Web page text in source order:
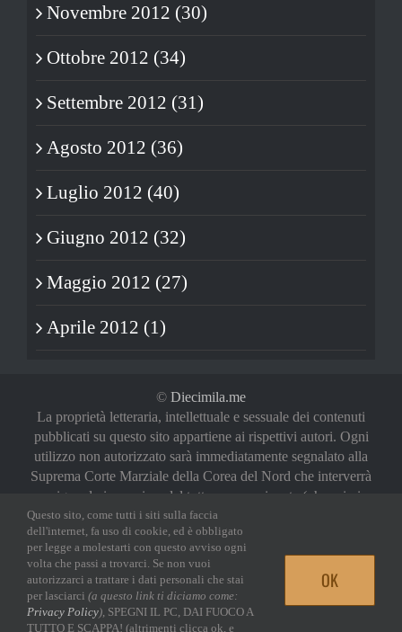
Novembre 2012 (30)
Ottobre 2012 (34)
Settembre 2012 (31)
Agosto 2012 (36)
Luglio 2012 (40)
Giugno 2012 (32)
Maggio 2012 (27)
Aprile 2012 (1)
© Diecimila.me
La proprietà letteraria, intellettuale e sessuale dei contenuti
pubblicati su questo sito appartiene ai rispettivi autori. Ogni
utilizzo non autorizzato sarà immediatamente segnalato alla
Suprema Corte Marziale della Corea del Nord che interverrà
a riguardo in maniera del tutto sproporzionata (oh, noi vi
abbiamo avvertiti)
Privacy Policy|Login
FacebookTwitterYouTube
Questo sito, come tutti i siti sulla faccia
dell'internet, fa uso di cookie, ed è obbligato
per legge a molestarti con questo avviso ogni
volta che passi a trovarci. Se non vuoi
autorizzarci a trattare i dati personali che stai
per lasciarci (a questo link ti diciamo come:
Privacy Policy), SPEGNI IL PC, DAI FUOCO A
TUTTO E SCAPPA! (altrimenti clicca ok, e
OK